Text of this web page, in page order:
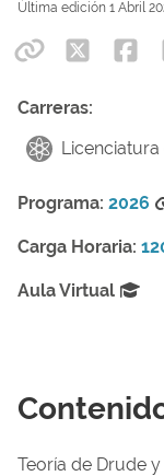
Última edición 1 Abril
Carreras:
Licenciatura
Programa: 2026
Carga Horaria:
Aula Virtual
Teoría de Drude